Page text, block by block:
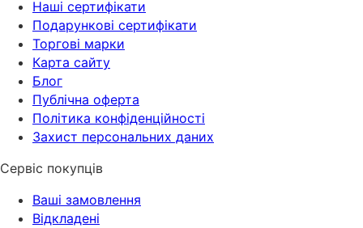
Наші сертифікати
Подарункові сертифікати
Торгові марки
Карта сайту
Блог
Публічна оферта
Політика конфіденційності
Захист персональних даних
Сервіс покупців
Ваші замовлення
Відкладені